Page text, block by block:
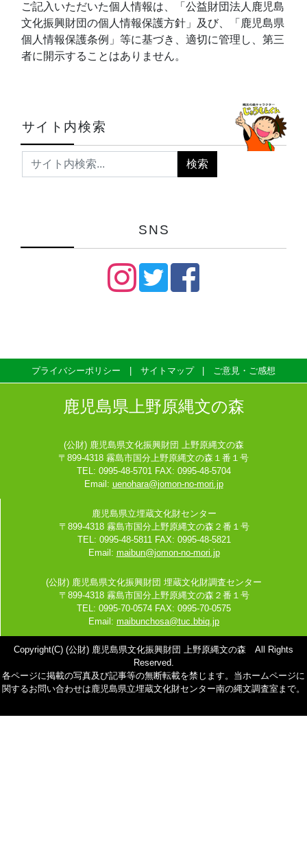
サイト内検索
SNS
ご記入いただいた個人情報は、「公益財団法人鹿児島
文化振興財団の個人情報保護方針」及び、「鹿児島県
個人情報保護条例」等に基づき、適切に管理し、第三
者に開示することはありません。
プライバシーポリシー サイトマップ ご意見・ご感想
鹿児島県上野原縄文の森
(公財) 鹿児島県文化振興財団 上野原縄文の森
〒899-4318 霧島市国分上野原縄文の森１番１号
TEL: 0995-48-5701 FAX: 0995-48-5704
Email: uenohara@jomon-no-mori.jp
鹿児島県立埋蔵文化財センター
〒899-4318 霧島市国分上野原縄文の森２番１号
TEL: 0995-48-5811 FAX: 0995-48-5821
Email: maibun@jomon-no-mori.jp
(公財) 鹿児島県文化振興財団 埋蔵文化財調査センター
〒899-4318 霧島市国分上野原縄文の森２番１号
TEL: 0995-70-0574 FAX: 0995-70-0575
Email: maibunchosa@tuc.bbiq.jp
Copyright(C) (公財) 鹿児島県文化振興財団 上野原縄文の森 All Rights
Reserved.
各ページに掲載の写真及び記事等の無断転載を禁じます。当ホームページに
関するお問い合わせは鹿児島県立埋蔵文化財センター南の縄文調査室まで。